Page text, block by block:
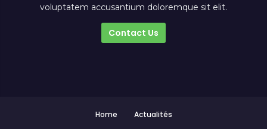
voluptatem accusantium doloremque sit elit.
Contact Us
Home Actualités